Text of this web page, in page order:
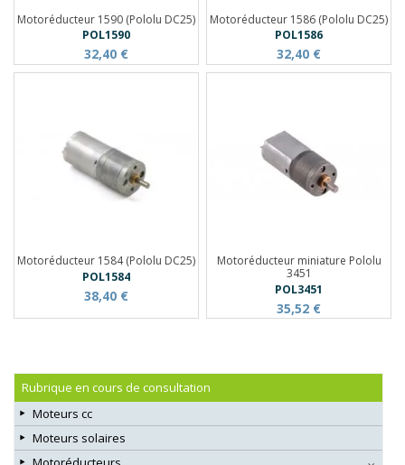
Motoréducteur 1590 (Pololu DC25)
POL1590
32,40 €
Motoréducteur 1586 (Pololu DC25)
POL1586
32,40 €
Motoréducteur 1584 (Pololu DC25)
POL1584
38,40 €
Motoréducteur miniature Pololu
3451
POL3451
35,52 €
Rubrique en cours de consultation
Moteurs cc
Moteurs solaires